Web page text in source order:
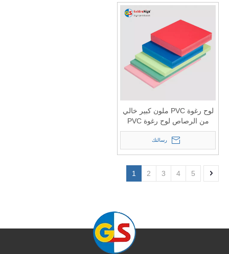
لوح رغوة PVC ملون كبير خالي
من الرصاص لوح رغوة PVC
1220 * 2440 لوح PVC جامد
رسالتك
1 2 3 4 5